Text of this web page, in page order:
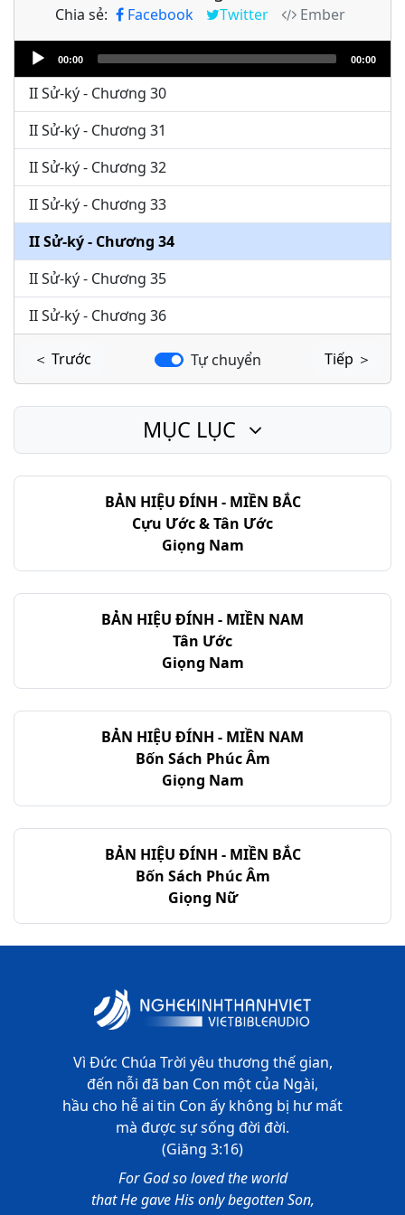
Chia sẻ: Facebook Twitter
Ember
Audio
Player
00:00 00:00
II Sử-ký - Chương 28
II Sử-ký - Chương 29
II Sử-ký - Chương 30
II Sử-ký - Chương 31
II Sử-ký - Chương 32
II Sử-ký - Chương 33
II Sử-ký - Chương 34
II Sử-ký - Chương 35
II Sử-ký - Chương 36
＜ Trước Tự chuyển Tiếp ＞
BẢN HIỆU ĐÍNH - MIỀN BẮC
Cựu Ước & Tân Ước
Giọng Nam
BẢN HIỆU ĐÍNH - MIỀN NAM
Tân Ước
Giọng Nam
BẢN HIỆU ĐÍNH - MIỀN NAM
Bốn Sách Phúc Âm
Giọng Nam
BẢN HIỆU ĐÍNH - MIỀN BẮC
Bốn Sách Phúc Âm
Giọng Nữ
MỤC LỤC
Vì Đức Chúa Trời yêu thương thế gian,
đến nỗi đã ban Con một của Ngài,
hầu cho hễ ai tin Con ấy không bị hư mất
mà được sự sống đời đời.
(Giăng 3:16)
For God so loved the world
that He gave His only begotten Son,